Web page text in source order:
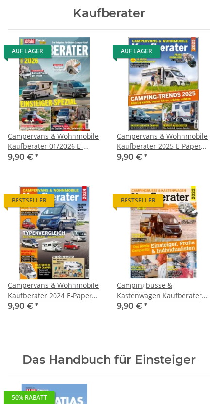
Kaufberater
AUF LAGER
Campervans & Wohnmobile
Kaufberater 01/2026 E-
Paper oder Print-Ausgabe
9,90 € *
AUF LAGER
Campervans & Wohnmobile
Kaufberater 2025 E-Paper
oder Print-Ausgabe
9,90 € *
BESTSELLER
Campervans & Wohnmobile
Kaufberater 2024 E-Paper
oder Print-Ausgabe
9,90 € *
BESTSELLER
Campingbusse &
Kastenwagen Kaufberater
2022 E-Paper oder Print-
9,90 € *
Das Handbuch für Einsteiger
50% RABATT